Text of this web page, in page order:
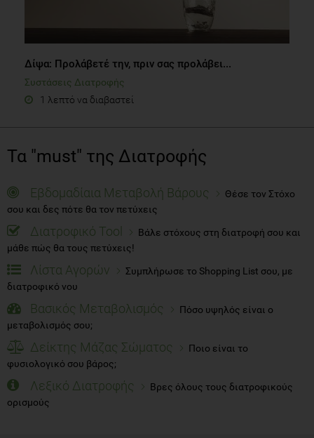
Δίψα: Προλάβετέ την, πριν σας προλάβει...
Συστάσεις Διατροφής
1 λεπτό να διαβαστεί
Τα "must" της Διατροφής
Εβδομαδίαια Μεταβολή Βάρους
Θέσε τον Στόχο
σου και δες πότε θα τον πετύχεις
Διατροφικό Tool
Βάλε στόχους στη διατροφή σου και
μάθε πώς θα τους πετύχεις!
Λίστα Αγορών
Συμπλήρωσε το Shopping List σου, με
διατροφικό νου
Βασικός Μεταβολισμός
Πόσο υψηλός είναι ο
μεταβολισμός σου;
Δείκτης Μάζας Σώματος
Ποιο είναι το
φυσιολογικό σου βάρος;
Λεξικό Διατροφής
Βρες όλους τους διατροφικούς
ορισμούς